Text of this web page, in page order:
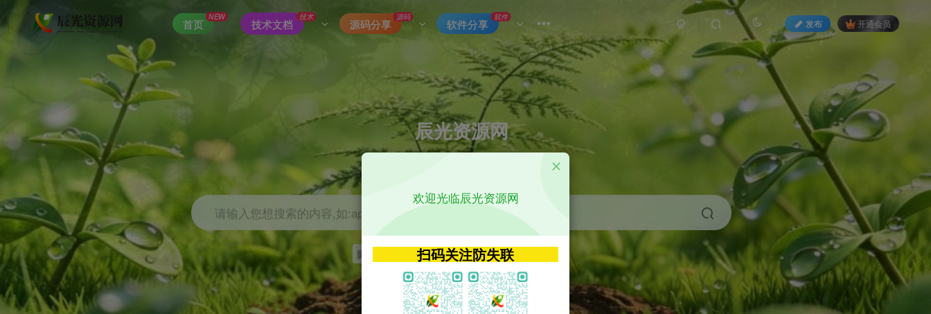
首页
NEW
技术文档
技术
源码分享
源码
软件分享
软件
发布 开通会员
辰光资源网
优质的网络资源分享平台
请输入您想搜索的内容,如:app源码
影视 神马 getapp 原神
欢迎光临辰光资源网
扫码关注防失联